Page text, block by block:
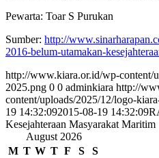
Pewarta: Toar S Purukan
Sumber: http://
2016-belum-utamakan-
http://www.kiara.or.id/wp-content/
2025.png 0 0 adminkiara http://
content/uploads/2025/12/logo-
19 14:32:092015-08-19 14:32:09
Kesejahteraan Masyarakat Maritim
August 2026
M T W T F S
S